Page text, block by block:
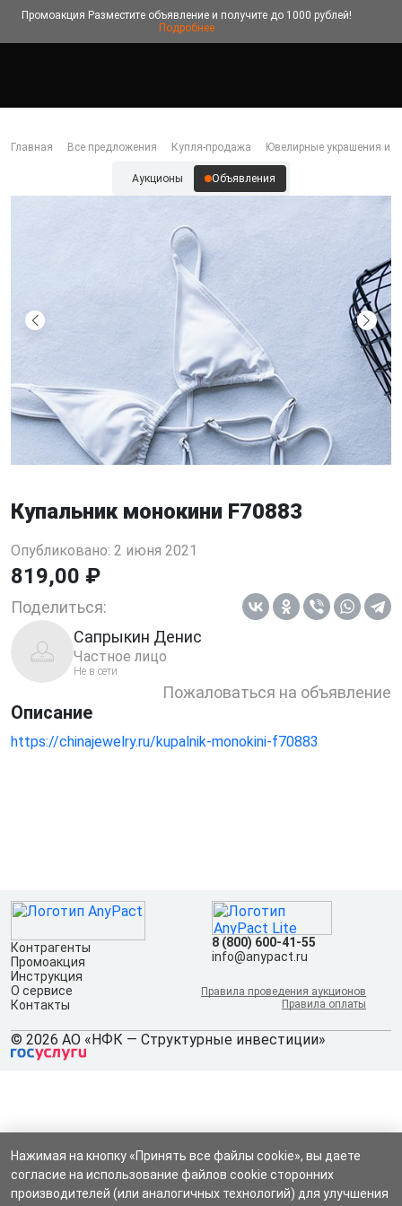
Промоакция Разместите объявление и получите до 1000 рублей!
Подробнее
Главная Все предложения Купля-продажа Ювелирные украшения и
Аукционы Объявления
Купальник монокини F70883
Опубликовано: 2 июня 2021
819,00 ₽
Поделиться:
Сапрыкин Денис
Частное лицо
Не в сети
Пожаловаться на объявление
Описание
https://chinajewelry.ru/kupalnik-monokini-f70883
Контрагенты
Промоакция
Инструкция
О сервисе
Контакты
8 (800) 600-41-55
info@anypact.ru
Правила проведения аукционов
Правила оплаты
© 2026 АО «НФК — Структурные инвестиции»
Нажимая на кнопку «Принять все файлы cookie», вы даете
согласие на использование файлов cookie сторонних
производителей (или аналогичных технологий) для улучшения